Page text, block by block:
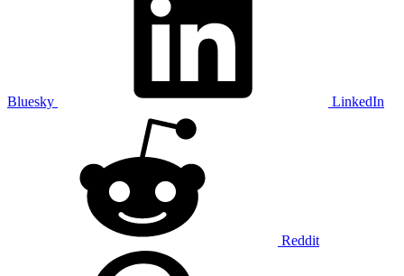
Bluesky LinkedIn
Reddit